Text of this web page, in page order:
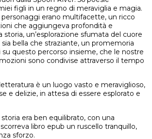
figli in un regno di meraviglia e magia.
personaggi erano multifacette, un ricco
che aggiungeva profondità e
storia, un’esplorazione sfumata del cuore
bella che straziante, un promemoria
questo percorso insieme, che le nostre
sono condivise attraverso il tempo
è un luogo vasto e meraviglioso,
e delizie, in attesa di essere esplorato e
era ben equilibrato, con una
libro epub un ruscello tranquillo,
sforzo.